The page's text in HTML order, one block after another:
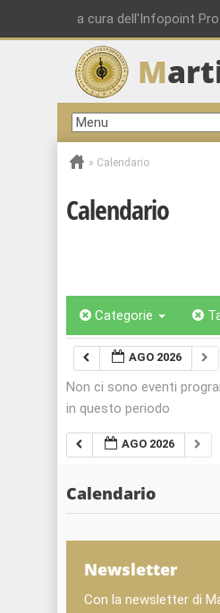
a cura dell'Infopoint
M
» Calendario
Calendario
Categorie
AGO 2026
Non ci sono eventi
in questo periodo
AGO 2026
Calendario
Newsletter
Con la newsletter di